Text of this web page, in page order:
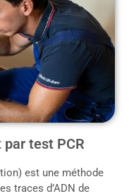
test PCR
est une méthode
traces d’ADN de